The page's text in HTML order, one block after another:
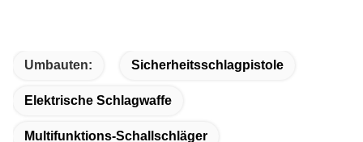
Umbauten: Sicherheitsschlagpistole
Elektrische Schlagwaffe
Multifunktions-Schallschläger